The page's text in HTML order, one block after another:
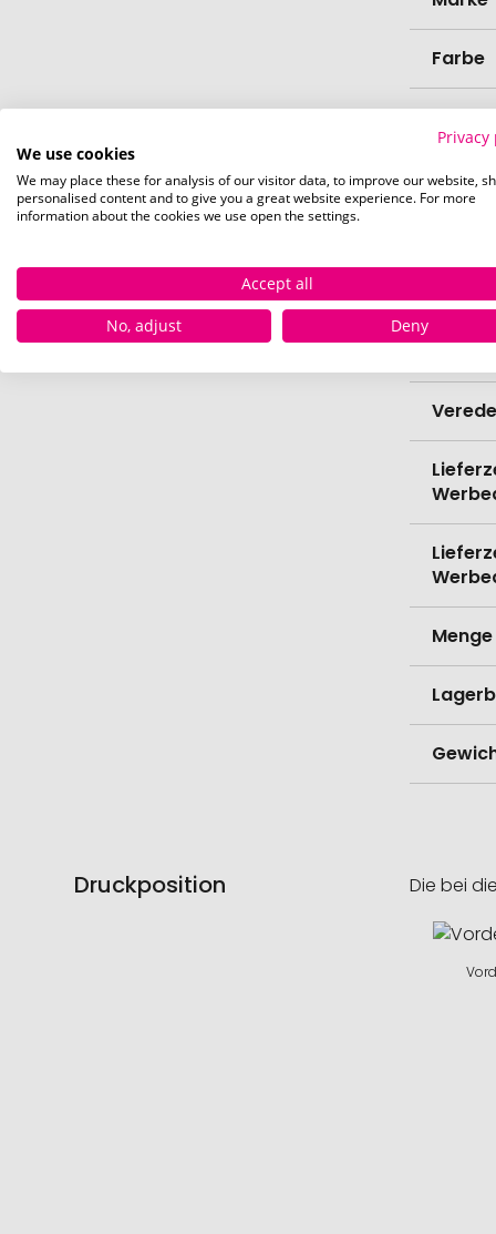
Farbe
Länge
Bio-
Druckposition Die bei
Privacy
We use cookies
We may place these for analysis of our visitor data, to improve our website,
personalised content and to give you a great website experience. For more
information about the cookies we use open the settings.
Accept all
No, adjust
Deny